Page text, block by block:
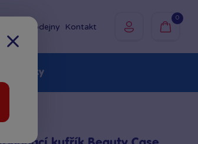
Prodejny Kontakt
0
Značky